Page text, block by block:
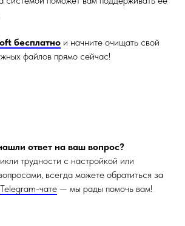
бесплатно и начните очищать свой
файлов прямо сейчас!
ответ на ваш вопрос?
трудности с настройкой или
всегда можете обратиться за
Telegram-чате — мы рады помочь вам!